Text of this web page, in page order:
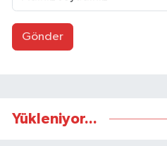
Gönder
Yükleniyor...